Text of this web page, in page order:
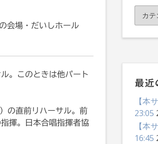
会場・だいしホール
。このときは他パート
直前リハーサル。前
揮。日本合唱指揮者協
テ
ゴ
最近
【本
23:05
【本
16:45